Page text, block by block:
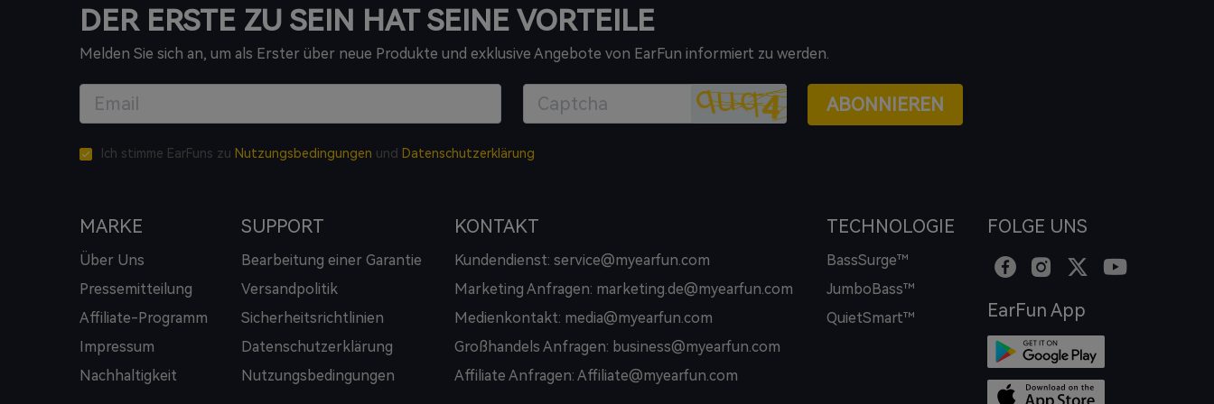
DER ERSTE ZU SEIN HAT SEINE VORTEILE
Melden Sie sich an, um als Erster über neue Produkte und exklusive Angebote von EarFun informiert zu werden.
ABONNIEREN
Ich stimme EarFuns zu Nutzungsbedingungen und Datenschutzerklärung
MARKE
Über Uns
Pressemitteilung
Affiliate-Programm
Impressum
Nachhaltigkeit
SUPPORT
Bearbeitung einer Garantie
Versandpolitik
Sicherheitsrichtlinien
Datenschutzerklärung
Nutzungsbedingungen
KONTAKT
Kundendienst: service@myearfun.com
Marketing Anfragen: marketing.de@myearfun.com
Medienkontakt: media@myearfun.com
Großhandels Anfragen: business@myearfun.com
Affiliate Anfragen: Affiliate@myearfun.com
TECHNOLOGIE
BassSurge™
JumboBass™
QuietSmart™
FOLGE UNS
EarFun App